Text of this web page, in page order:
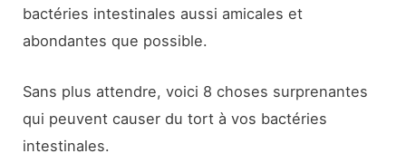
bactéries intestinales aussi amicales et
abondantes que possible.
Sans plus attendre, voici 8 choses surprenantes
qui peuvent causer du tort à vos bactéries
intestinales.